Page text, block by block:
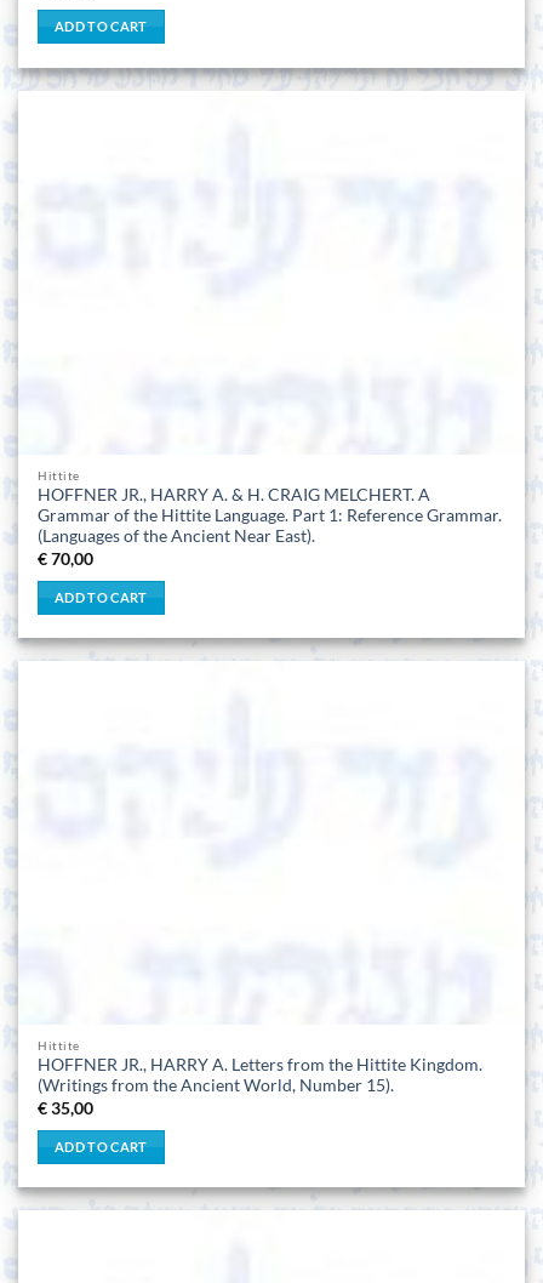
ADD TO CART
Hittite
HOFFNER JR., HARRY A. & H. CRAIG MELCHERT. A
Grammar of the Hittite Language. Part 1: Reference Grammar.
(Languages of the Ancient Near East).
€70,00
ADD TO CART
Hittite
HOFFNER JR., HARRY A. Letters from the Hittite Kingdom.
(Writings from the Ancient World, Number 15).
€35,00
ADD TO CART